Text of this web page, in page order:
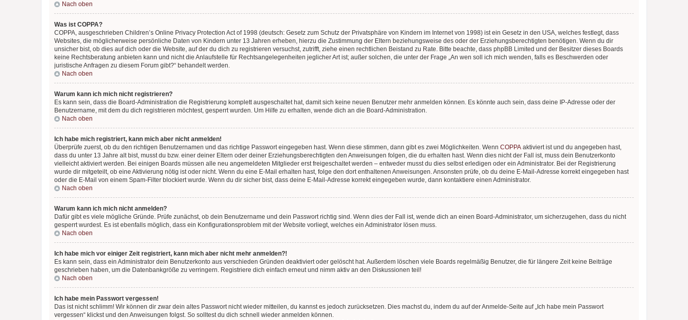
Nach oben
Was ist COPPA?
COPPA, ausgeschrieben Children’s Online Privacy Protection Act of 1998 (deutsch: Gesetz zum Schutz der Privatsphäre von Kindern im Internet von 1998) ist ein Gesetz in den USA, welches festlegt, dass
Websites, die möglicherweise persönliche Daten von Kindern unter 13 Jahren erheben, hierzu die Zustimmung der Eltern beziehungsweise des oder der Erziehungsberechtigten benötigen. Wenn du dir
unsicher bist, ob dies auf dich oder die Website, auf der du dich zu registrieren versuchst, zutrifft, ziehe einen rechtlichen Beistand zu Rate. Bitte beachte, dass phpBB Limited und der Besitzer dieses Boards
keine Rechtsberatung anbieten kann und nicht die Anlaufstelle für Rechtsangelegenheiten jeglicher Art ist; außer solchen, die unter der Frage „An wen soll ich mich wenden, falls es Beschwerden oder
juristische Anfragen zu diesem Forum gibt?“ behandelt werden.
Nach oben
Warum kann ich mich nicht registrieren?
Es kann sein, dass die Board-Administration die Registrierung komplett ausgeschaltet hat, damit sich keine neuen Benutzer mehr anmelden können. Es könnte auch sein, dass deine IP-Adresse oder der
Benutzername, mit dem du dich registrieren möchtest, gesperrt wurden. Um Hilfe zu erhalten, wende dich an die Board-Administration.
Nach oben
Ich habe mich registriert, kann mich aber nicht anmelden!
Überprüfe zuerst, ob du den richtigen Benutzernamen und das richtige Passwort eingegeben hast. Wenn diese stimmen, dann gibt es zwei Möglichkeiten. Wenn COPPA aktiviert ist und du angegeben hast,
dass du unter 13 Jahre alt bist, musst du bzw. einer deiner Eltern oder deiner Erziehungsberechtigten den Anweisungen folgen, die du erhalten hast. Wenn dies nicht der Fall ist, muss dein Benutzerkonto
vielleicht aktiviert werden. Bei einigen Boards müssen alle neu angemeldeten Mitglieder erst freigeschaltet werden – entweder musst du dies selbst erledigen oder ein Administrator. Bei der Registrierung
wurde dir mitgeteilt, ob eine Aktivierung nötig ist oder nicht. Wenn du eine E-Mail erhalten hast, folge den dort enthaltenen Anweisungen. Ansonsten prüfe, ob du deine E-Mail-Adresse korrekt eingegeben hast
oder die E-Mail von einem Spam-Filter blockiert wurde. Wenn du dir sicher bist, dass deine E-Mail-Adresse korrekt eingegeben wurde, dann kontaktiere einen Administrator.
Nach oben
Warum kann ich mich nicht anmelden?
Dafür gibt es viele mögliche Gründe. Prüfe zunächst, ob dein Benutzername und dein Passwort richtig sind. Wenn dies der Fall ist, wende dich an einen Board-Administrator, um sicherzugehen, dass du nicht
gesperrt wurdest. Es ist ebenfalls möglich, dass ein Konfigurationsproblem mit der Website vorliegt, welches ein Administrator lösen muss.
Nach oben
Ich habe mich vor einiger Zeit registriert, kann mich aber nicht mehr anmelden?!
Es kann sein, dass ein Administrator dein Benutzerkonto aus verschieden Gründen deaktiviert oder gelöscht hat. Außerdem löschen viele Boards regelmäßig Benutzer, die für längere Zeit keine Beiträge
geschrieben haben, um die Datenbankgröße zu verringern. Registriere dich einfach erneut und nimm aktiv an den Diskussionen teil!
Nach oben
Ich habe mein Passwort vergessen!
Das ist nicht schlimm! Wir können dir zwar dein altes Passwort nicht wieder mitteilen, du kannst es jedoch zurücksetzen. Dies machst du, indem du auf der Anmelde-Seite auf „Ich habe mein Passwort
vergessen“ klickst und den Anweisungen folgst. So solltest du dich schnell wieder anmelden können.